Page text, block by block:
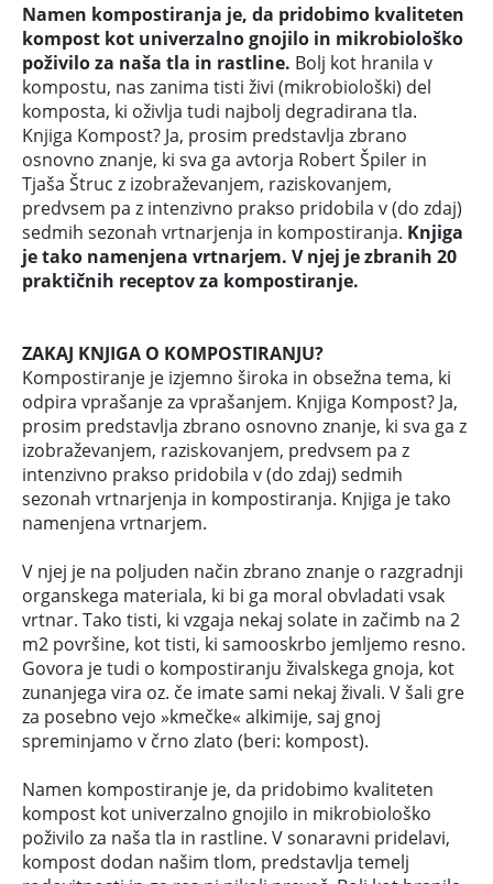
Namen kompostiranja je, da pridobimo kvaliteten
kompost kot univerzalno gnojilo in mikrobiološko
poživilo za naša tla in rastline. Bolj kot hranila v
kompostu, nas zanima tisti živi (mikrobiološki) del
komposta, ki oživlja tudi najbolj degradirana tla.
Knjiga Kompost? Ja, prosim predstavlja zbrano
osnovno znanje, ki sva ga avtorja Robert Špiler in
Tjaša Štruc z izobraževanjem, raziskovanjem,
predvsem pa z intenzivno prakso pridobila v (do zdaj)
sedmih sezonah vrtnarjenja in kompostiranja. Knjiga
je tako namenjena vrtnarjem. V njej je zbranih 20
praktičnih receptov za kompostiranje.
ZAKAJ KNJIGA O KOMPOSTIRANJU?
Kompostiranje je izjemno široka in obsežna tema, ki
odpira vprašanje za vprašanjem. Knjiga Kompost? Ja,
prosim predstavlja zbrano osnovno znanje, ki sva ga z
izobraževanjem, raziskovanjem, predvsem pa z
intenzivno prakso pridobila v (do zdaj) sedmih
sezonah vrtnarjenja in kompostiranja. Knjiga je tako
namenjena vrtnarjem.
V njej je na poljuden način zbrano znanje o razgradnji
organskega materiala, ki bi ga moral obvladati vsak
vrtnar. Tako tisti, ki vzgaja nekaj solate in začimb na 2
m2 površine, kot tisti, ki samooskrbo jemljemo resno.
Govora je tudi o kompostiranju živalskega gnoja, kot
zunanjega vira oz. če imate sami nekaj živali. V šali gre
za posebno vejo »kmečke« alkimije, saj gnoj
spreminjamo v črno zlato (beri: kompost).
Namen kompostiranje je, da pridobimo kvaliteten
kompost kot univerzalno gnojilo in mikrobiološko
poživilo za naša tla in rastline. V sonaravni pridelavi,
kompost dodan našim tlom, predstavlja temelj